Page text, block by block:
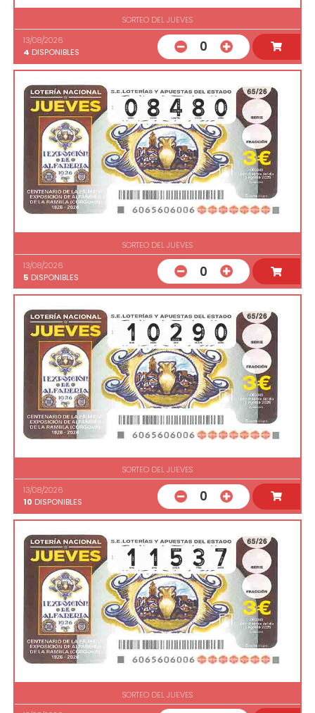
SORTEO DEL JUEVES
13/08/2026
4 DISPONIBLES 0
SORTEO DEL JUEVES
13/08/2026
5 DISPONIBLES 0
SORTEO DEL JUEVES
13/08/2026
10 DISPONIBLES 0
SORTEO DEL JUEVES